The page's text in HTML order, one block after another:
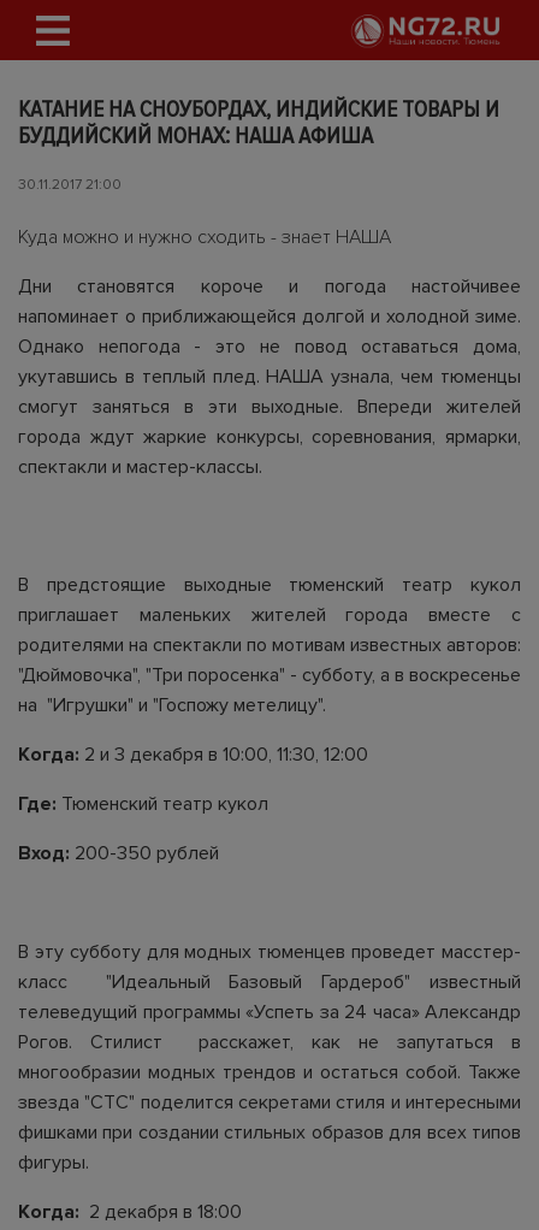
КАТАНИЕ НА СНОУБОРДАХ, ИНДИЙСКИЕ ТОВАРЫ И
БУДДИЙСКИЙ МОНАХ: НАША АФИША
30.11.2017 21:00
Куда можно и нужно сходить - знает НАША
Дни становятся короче и погода настойчивее
напоминает о приближающейся долгой и холодной зиме.
Однако непогода - это не повод оставаться дома,
укутавшись в теплый плед. НАША узнала, чем тюменцы
смогут заняться в эти выходные. Впереди жителей
города ждут жаркие конкурсы, соревнования, ярмарки,
спектакли и мастер-классы.
В предстоящие выходные тюменский театр кукол
приглашает маленьких жителей города вместе с
родителями на спектакли по мотивам известных авторов:
"Дюймовочка", "Три поросенка" - субботу, а в воскресенье
на "Игрушки" и "Госпожу метелицу".
Когда: 2 и 3 декабря в 10:00, 11:30, 12:00
Где: Тюменский театр кукол
Вход: 200-350 рублей
В эту субботу для модных тюменцев проведет масстер-
класс "Идеальный Базовый Гардероб" известный
телеведущий программы «Успеть за 24 часа» Александр
Рогов. Стилист расскажет, как не запутаться в
многообразии модных трендов и остаться собой. Также
звезда "СТС" поделится секретами стиля и интересными
фишками при создании стильных образов для всех типов
фигуры.
Когда: 2 декабря в 18:00